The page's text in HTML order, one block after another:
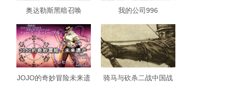
奥达勒斯黑暗召唤 我的公司996
JOJO的奇妙冒险未来遗
骑马与砍杀二战中国战